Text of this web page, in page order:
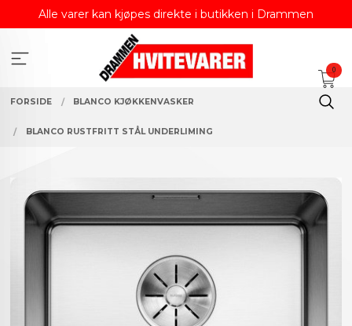
Alle varer kan kjøpes direkte i butikken i Drammen
0
FORSIDE BLANCO KJØKKENVASKER
BLANCO RUSTFRITT STÅL UNDERLIMING